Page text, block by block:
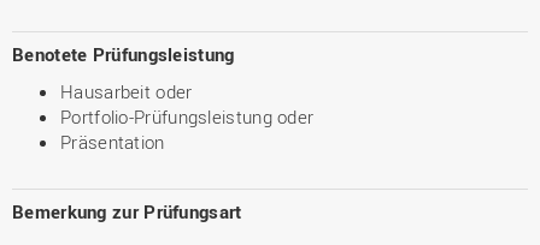
Benotete Prüfungsleistung
Hausarbeit oder
Portfolio-Prüfungsleistung oder
Präsentation
Bemerkung zur Prüfungsart